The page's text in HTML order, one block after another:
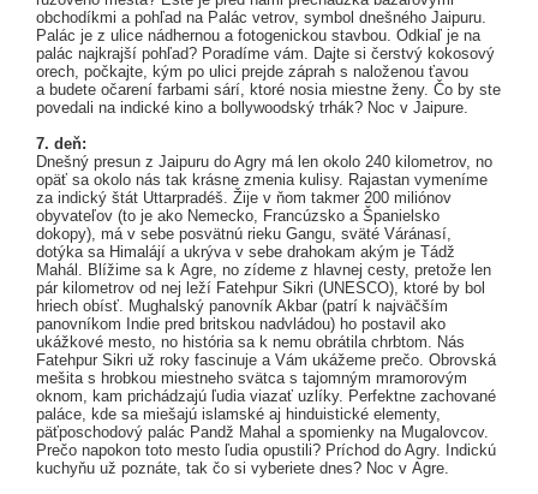
obchodíkmi a pohľad na Palác vetrov, symbol dnešného Jaipuru.
Palác je z ulice nádhernou a fotogenickou stavbou. Odkiaľ je na
palác najkrajší pohľad? Poradíme vám. Dajte si čerstvý kokosový
orech, počkajte, kým po ulici prejde záprah s naloženou ťavou
a budete očarení farbami sárí, ktoré nosia miestne ženy. Čo by ste
povedali na indické kino a bollywoodský trhák? Noc v Jaipure.
7. deň:
Dnešný presun z Jaipuru do Agry má len okolo 240 kilometrov, no
opäť sa okolo nás tak krásne zmenia kulisy. Rajastan vymeníme
za indický štát Uttarpradéš. Žije v ňom takmer 200 miliónov
obyvateľov (to je ako Nemecko, Francúzsko a Španielsko
dokopy), má v sebe posvätnú rieku Gangu, sväté Váránasí,
dotýka sa Himalájí a ukrýva v sebe drahokam akým je Tádž
Mahál. Blížime sa k Agre, no zídeme z hlavnej cesty, pretože len
pár kilometrov od nej leží Fatehpur Sikri (UNESCO), ktoré by bol
hriech obísť. Mughalský panovník Akbar (patrí k najväčším
panovníkom Indie pred britskou nadvládou) ho postavil ako
ukážkové mesto, no história sa k nemu obrátila chrbtom. Nás
Fatehpur Sikri už roky fascinuje a Vám ukážeme prečo. Obrovská
mešita s hrobkou miestneho svätca s tajomným mramorovým
oknom, kam prichádzajú ľudia viazať uzlíky. Perfektne zachované
paláce, kde sa miešajú islamské aj hinduistické elementy,
päťposchodový palác Pandž Mahal a spomienky na Mugalovcov.
Prečo napokon toto mesto ľudia opustili? Príchod do Agry. Indickú
kuchyňu už poznáte, tak čo si vyberiete dnes? Noc v Agre.